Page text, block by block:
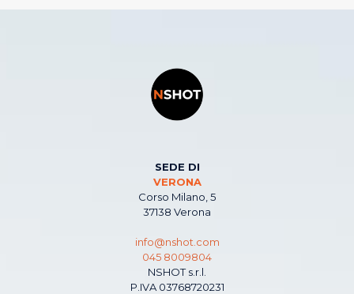
SEDE DI
VERONA
Corso Milano, 5
37138 Verona
info@nshot.com
045 8009804
NSHOT s.r.l.
P.IVA 03768720231